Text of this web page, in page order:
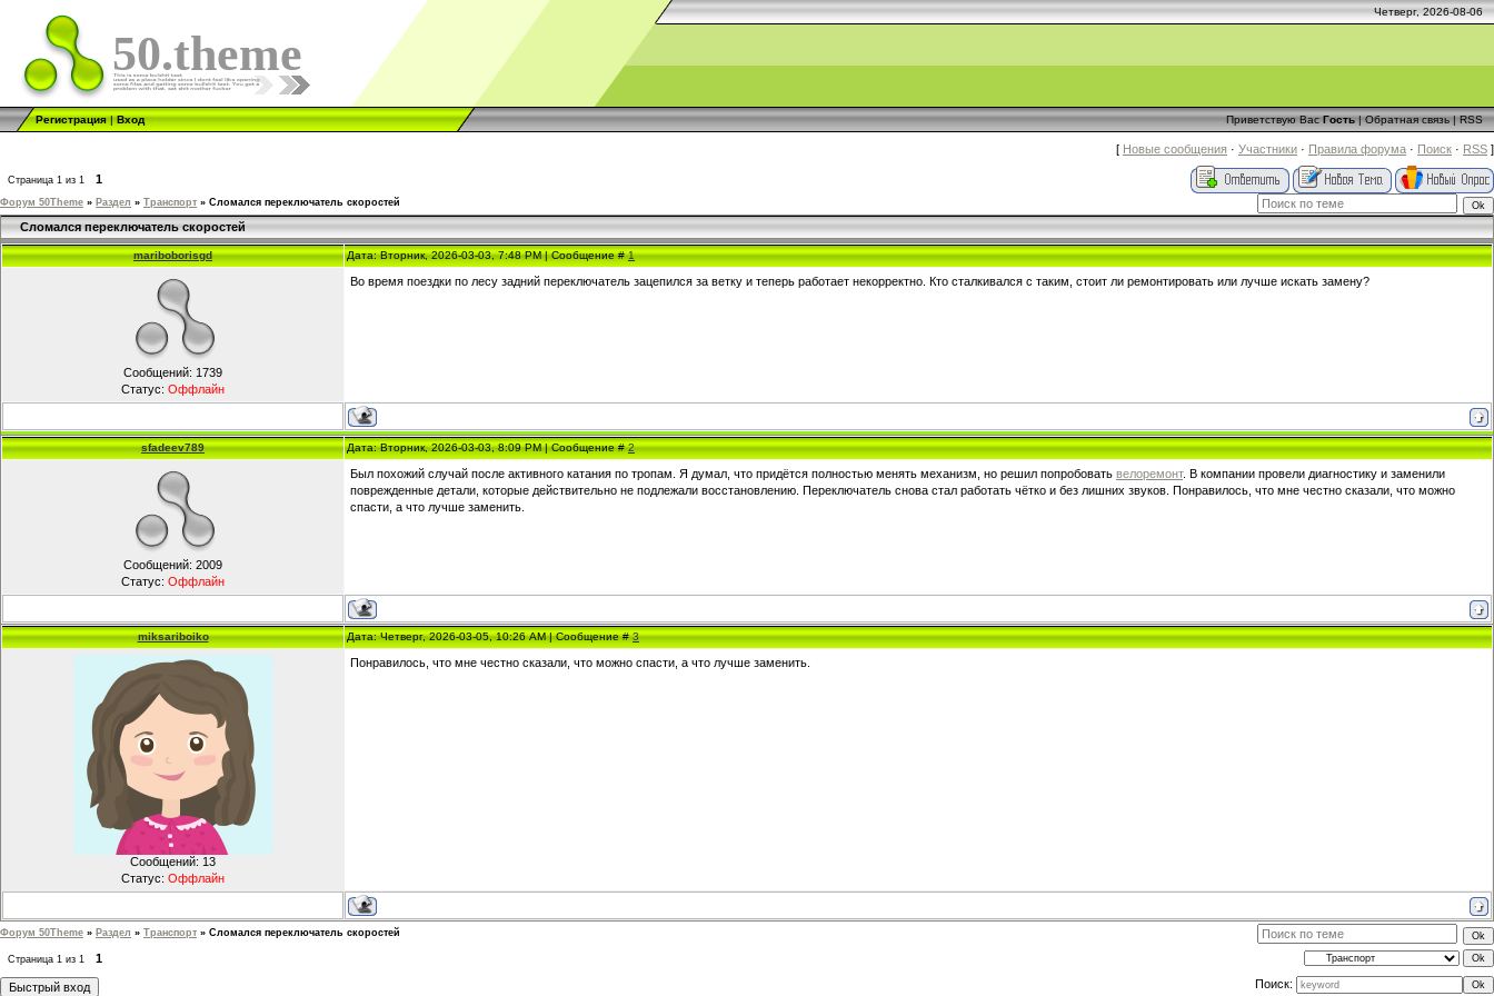
Четверг, 2026-08-06
50.theme
Регистрация|Вход Приветствую Вас Гость|Обратная связь|RSS
[ Новые сообщения · Участники · Правила форума · Поиск · RSS ]
Страница 1 из 1 1
Форум 50Theme » Раздел » Транспорт » Сломался переключатель скоростей
Сломался переключатель скоростей
mariboborisgd Дата: Вторник, 2026-03-03, 7:48 PM | Сообщение #1
Сообщений: 1739
Статус: Оффлайн
Во время поездки по лесу задний переключатель зацепился за ветку и теперь работает некорректно. Кто сталкивался с таким, стоит ли ремонтировать или лучше искать замену?
sfadeev789 Дата: Вторник, 2026-03-03, 8:09 PM | Сообщение #2
Сообщений: 2009
Статус: Оффлайн
Был похожий случай после активного катания по тропам. Я думал, что придётся полностью менять механизм, но решил попробовать велоремонт. В компании провели диагностику и заменили
поврежденные детали, которые действительно не подлежали восстановлению. Переключатель снова стал работать чётко и без лишних звуков. Понравилось, что мне честно сказали, что можно
спасти, а что лучше заменить.
miksariboiko Дата: Четверг, 2026-03-05, 10:26 AM | Сообщение #3
Сообщений: 13
Статус: Оффлайн
Понравилось, что мне честно сказали, что можно спасти, а что лучше заменить.
Форум 50Theme » Раздел » Транспорт » Сломался переключатель скоростей
Страница 1 из 1
1
Поиск: